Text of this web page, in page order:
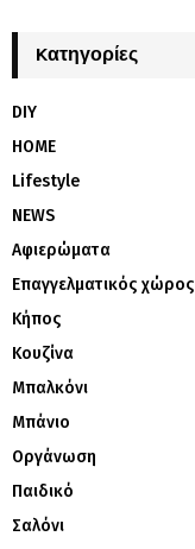
Kατηγορίες
DIY
HOME
Lifestyle
NEWS
Αφιερώματα
Επαγγελματικός χώρος
Κήπος
Κουζίνα
Μπαλκόνι
Μπάνιο
Οργάνωση
Παιδικό
Σαλόνι